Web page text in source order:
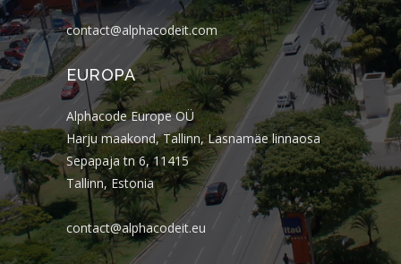
contact@alphacodeit.com
EUROPA
Alphacode Europe OÜ
Harju maakond, Tallinn, Lasnamäe linnaosa
Sepapaja tn 6, 11415
Tallinn, Estonia
contact@alphacodeit.eu